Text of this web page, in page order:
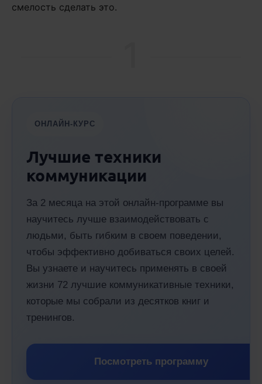
смелость сделать это.
ОНЛАЙН-КУРС
Лучшие техники
коммуникации
За 2 месяца на этой онлайн-программе вы
научитесь лучше взаимодействовать с
людьми, быть гибким в своем поведении,
чтобы эффективно добиваться своих целей.
Вы узнаете и научитесь применять в своей
жизни 72 лучшие коммуникативные техники,
которые мы собрали из десятков книг и
тренингов.
Посмотреть программу